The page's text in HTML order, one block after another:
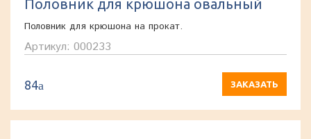
Половник для крюшона овальный
Половник для крюшона на прокат.
Артикул: 000233
84a ЗАКАЗАТЬ